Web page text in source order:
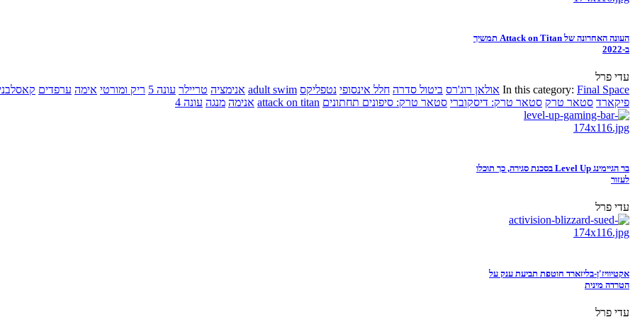
העונה האחרונה של Attack on Titan תמשיך
ב-2022
עדי פרל
In this category: Final Space אולאן רוג'רס ביטול סדרה חלל אינסופי נטפליקס adult swim אנימציה טריילר עונה 5 ריק ומורטי אימה ערפדים
פיקארד סטאר טרק סטאר טרק: דיסקוברי סטאר טרק: סיפונים תחתונים attack on titan אנימה מנגה עונה 4
בר הגיימינג Level Up בסכנת סגירה, כך תוכלו
לעזור
עדי פרל
אקטיוויז'ן-בליזארד חוטפת תביעת ענק על
הטרדה מינית
עדי פרל